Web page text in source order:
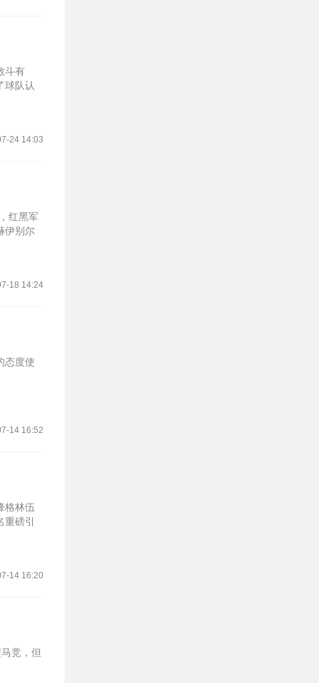
斗有
球队认
24 14:03
红黑军
伊别尔
18 14:24
态度使
14 16:52
格林伍
磅引
14 16:20
竞，但